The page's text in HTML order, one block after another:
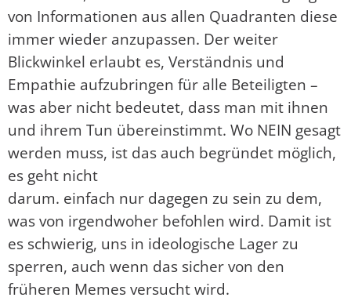
von Informationen aus allen Quadranten diese
immer wieder anzupassen. Der weiter
Blickwinkel erlaubt es, Verständnis und
Empathie aufzubringen für alle Beteiligten –
was aber nicht bedeutet, dass man mit ihnen
und ihrem Tun übereinstimmt. Wo NEIN gesagt
werden muss, ist das auch begründet möglich,
es geht nicht
darum. einfach nur dagegen zu sein zu dem,
was von irgendwoher befohlen wird. Damit ist
es schwierig, uns in ideologische Lager zu
sperren, auch wenn das sicher von den
früheren Memes versucht wird.